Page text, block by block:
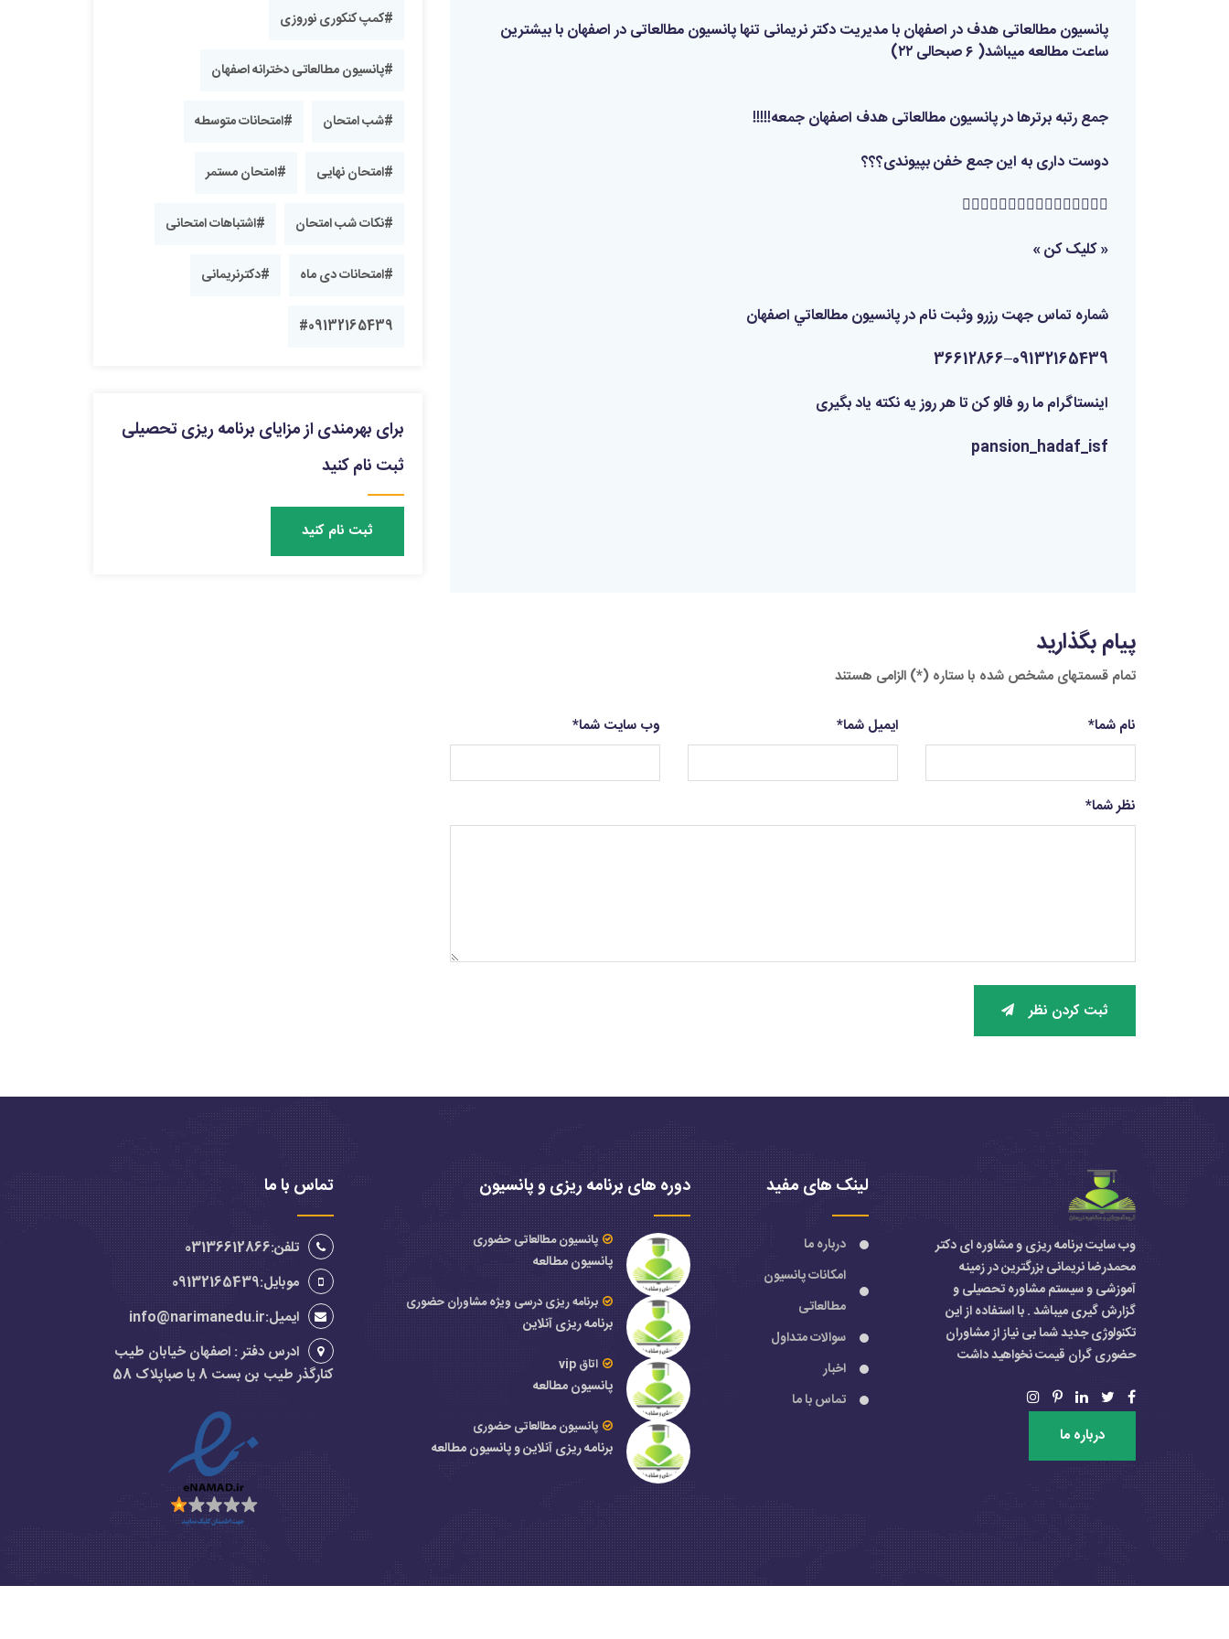
پانسیون مطالعاتی هدف در اصفهان با مدیریت دکتر نریمانی تنها پانسیون مطالعاتی در اصفهان با بیشترین
ساعت مطالعه میباشد( ۶ صبحالی ۲۲)
جمع رتبه برترها در پانسیون مطالعاتی هدف اصفهان جمعه!!!!!
دوست داری به این جمع خفن بپیوندی؟؟؟
👇🏼👇🏼👇🏼👇🏼👇🏼👇🏼👇🏼👇🏼
« کلیک کن »
شماره تماس جهت رزرو و‌ثبت نام در پانسیون مطالعاتي اصفهان
09132165439–36612866
اینستاگرام ما رو فالو کن تا هر روز یه نکته یاد بگیری
pansion_hadaf_isf
پیام بگذارید
تمام قسمتهای مشخص شده با ستاره (*) الزامی هستند
نام شما* ایمیل شما* وب سایت شما*
نظر شما*
ثبت کردن نظر
#کمپ کنکوری نوروزی
#پانسیون مطالعاتی دخترانه اصفهان
#شب امتحان #امتحانات متوسطه
#امتحان نهایی #امتحان مستمر
#نکات شب امتحان #اشتباهات امتحانی
#امتحانات دی ماه #دکترنریمانی
#09132165439
برای بهرمندی از مزایای برنامه ریزی تحصیلی
ثبت نام کنید
ثبت نام کنید
وب سایت برنامه ریزی و مشاوره ای دکتر
محمدرضا نریمانی بزرگترین در زمینه
آموزشی و سیستم مشاوره تحصیلی و
گزارش گیری میباشد . با استفاده از این
تکنولوژی جدید شما بی نیاز از مشاوران
حضوری گران قیمت نخواهید داشت
درباره ما
لینک های مفید
درباره ما
امکانات پانسیون
مطالعاتی
سوالات متداول
اخبار
تماس با ما
دوره های برنامه ریزی و پانسیون
پانسیون مطالعاتی حضوری
پانسیون مطالعه
برنامه ریزی درسی ویژه مشاوران حضوری
برنامه ریزی آنلاین
اتاق vip
پانسیون مطالعه
پانسیون مطالعاتی حضوری
برنامه ریزی آنلاین و پانسیون مطالعه
تماس با ما
تلفن:03136612866
موبایل:09132165439
ایمیل:info@narimanedu.ir
ادرس دفتر : اصفهان خیابان طیب
کنارگذر طیب بن بست 8 یا صباپلاک 58